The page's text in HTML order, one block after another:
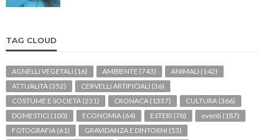
TAG CLOUD
AGNELLI VEGETALI (16) AMBIENTE (743) ANIMALI (142)
ATTUALITÀ (352) CERVELLI ARTIFICIALI (36)
COSTUME E SOCIETÀ (231) CRONACA (1337) CULTURA (366)
DOMESTICI (100) ECONOMIA (64) ESTERI (78) eventi (187)
FOTOGRAFIA (61) GRAVIDANZA E DINTORNI (53)